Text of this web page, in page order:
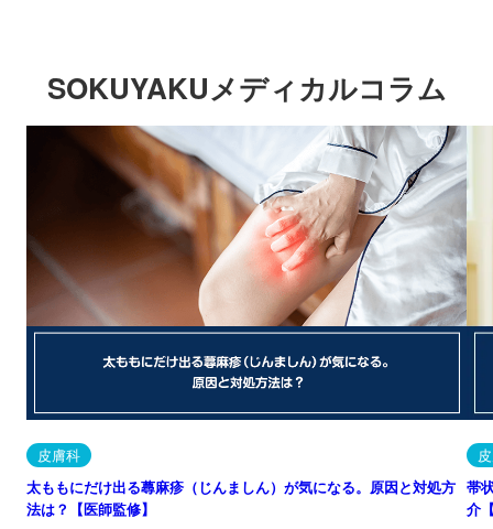
SOKUYAKUメディカルコラム
皮膚科
太ももにだけ出る蕁麻疹（じんましん）が気になる。原因と対処方
法は？【医師監修】
帯
介